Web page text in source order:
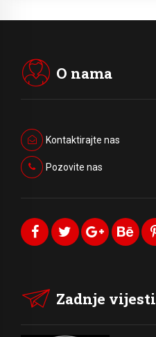
O nama
Kontaktirajte nas
Pozovite nas
Zadnje vijesti